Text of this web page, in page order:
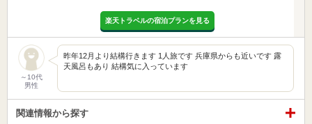
楽天トラベルの宿泊プランを見る
～10代
男性
昨年12月より結構行きます 1人旅です 兵庫県からも近いです 露
天風呂もあり 結構気に入っています
関連情報から探す